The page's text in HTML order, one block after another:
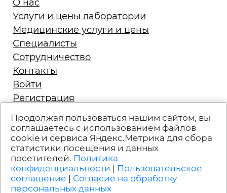
О нас
Услуги и цены лаборатории
Медицинские услуги и цены
Специалисты
Сотрудничество
Контакты
Войти
Регистрация
Политика конфиденциальности
Техподдержка
Вакансии
Пользовательское соглашение
Продолжая пользоваться нашим сайтом, вы
соглашаетесь с использованием файлов
cookie и сервиса Яндекс.Метрика для сбора
статистики посещения и данных
посетителей. Политика
конфиденциальности
Пользовательское
соглашение
Согласие на обработку
персональных данных